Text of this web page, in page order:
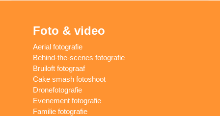
Foto & video
Aerial fotografie
Behind-the-scenes fotografie
Bruiloft fotograaf
Cake smash fotoshoot
Dronefotografie
Evenement fotografie
Familie fotografie